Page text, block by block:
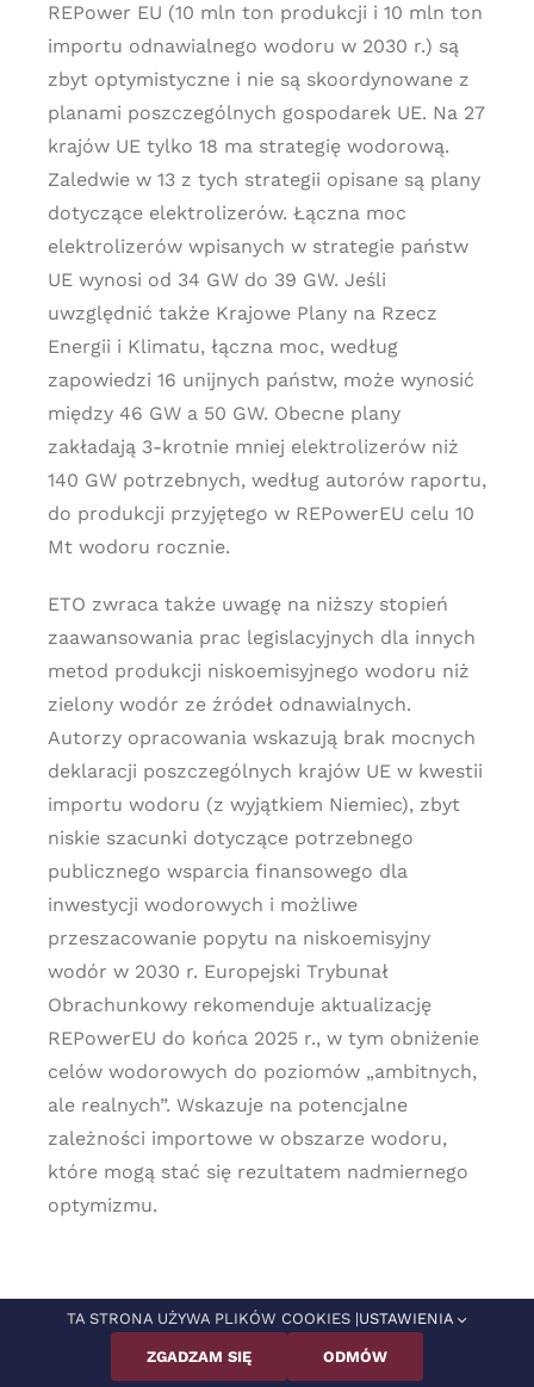
REPower EU (10 mln ton produkcji i 10 mln ton
importu odnawialnego wodoru w 2030 r.) są
zbyt optymistyczne i nie są skoordynowane z
planami poszczególnych gospodarek UE. Na 27
krajów UE tylko 18 ma strategię wodorową.
Zaledwie w 13 z tych strategii opisane są plany
dotyczące elektrolizerów. Łączna moc
elektrolizerów wpisanych w strategie państw
UE wynosi od 34 GW do 39 GW. Jeśli
uwzględnić także Krajowe Plany na Rzecz
Energii i Klimatu, łączna moc, według
zapowiedzi 16 unijnych państw, może wynosić
między 46 GW a 50 GW. Obecne plany
zakładają 3-krotnie mniej elektrolizerów niż
140 GW potrzebnych, według autorów raportu,
do produkcji przyjętego w REPowerEU celu 10
Mt wodoru rocznie.
ETO zwraca także uwagę na niższy stopień
zaawansowania prac legislacyjnych dla innych
metod produkcji niskoemisyjnego wodoru niż
zielony wodór ze źródeł odnawialnych.
Autorzy opracowania wskazują brak mocnych
deklaracji poszczególnych krajów UE w kwestii
importu wodoru (z wyjątkiem Niemiec), zbyt
niskie szacunki dotyczące potrzebnego
publicznego wsparcia finansowego dla
inwestycji wodorowych i możliwe
przeszacowanie popytu na niskoemisyjny
wodór w 2030 r. Europejski Trybunał
Obrachunkowy rekomenduje aktualizację
REPowerEU do końca 2025 r., w tym obniżenie
celów wodorowych do poziomów „ambitnych,
ale realnych”. Wskazuje na potencjalne
zależności importowe w obszarze wodoru,
które mogą stać się rezultatem nadmiernego
optymizmu.
Adam Juszczak
TA STRONA UŻYWA PLIKÓW COOKIES |USTAWIENIA
ZGADZAM SIĘ ODMÓW